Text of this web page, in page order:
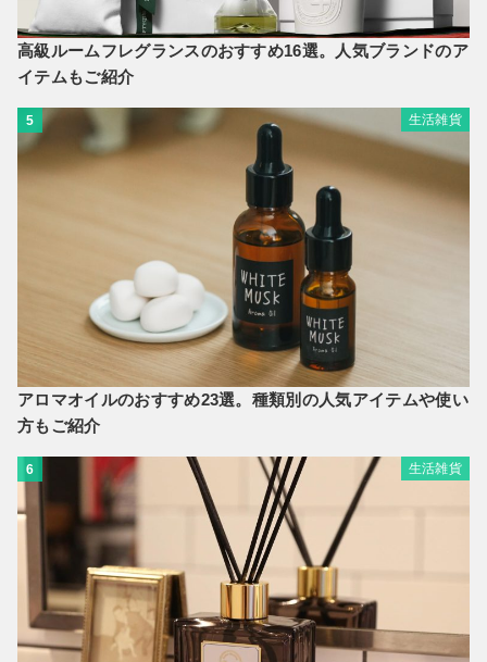
高級ルームフレグランスのおすすめ16選。人気ブランドのア
イテムもご紹介
5 生活雑貨
アロマオイルのおすすめ23選。種類別の人気アイテムや使い
方もご紹介
6 生活雑貨